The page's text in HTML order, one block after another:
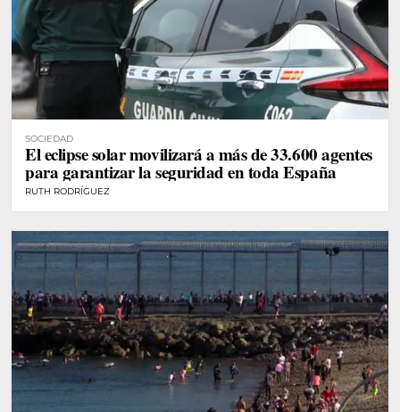
SOCIEDAD
El eclipse solar movilizará a más de 33.600 agentes
para garantizar la seguridad en toda España
RUTH RODRÍGUEZ